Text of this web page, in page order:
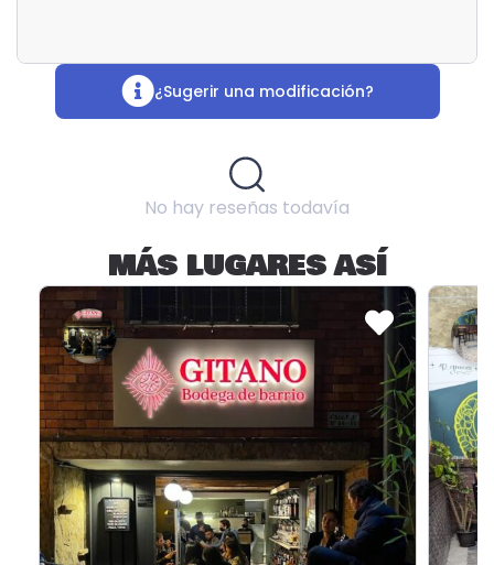
¿Sugerir una modificación?
No hay reseñas todavía
MÁS LUGARES ASÍ